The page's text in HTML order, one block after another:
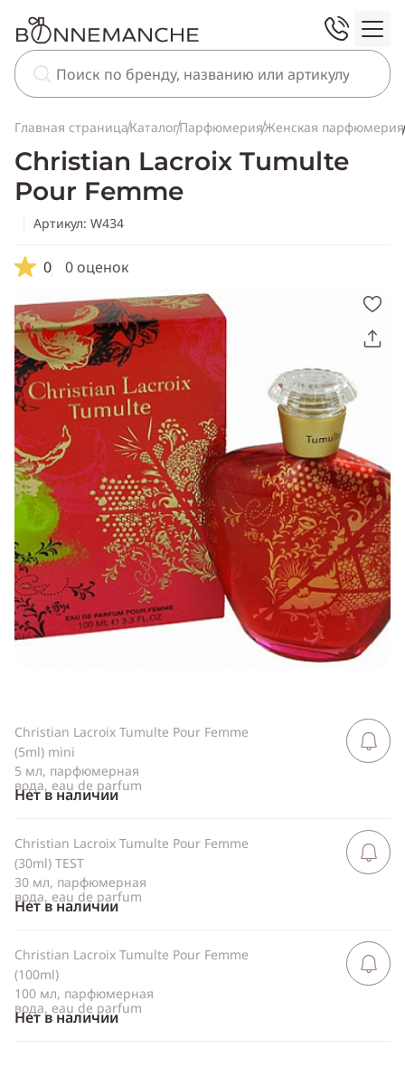
Главная страницаКаталогПарфюмерияЖенская парфюмерия
Christian Lacroix Tumulte
Pour Femme
Артикул: W434
0 0 оценок
Скопировать
ссылку
Telegram
WhatsApp
Viber
ВКонтакте
Одноклассники
Christian Lacroix Tumulte Pour Femme
(5ml) mini
5 мл, парфюмерная
вода, eau de parfum
Нет в наличии
Сообщить
Christian Lacroix Tumulte Pour Femme
(30ml) TEST
30 мл, парфюмерная
вода, eau de parfum
Нет в наличии
Сообщить
Christian Lacroix Tumulte Pour Femme
(100ml)
100 мл, парфюмерная
вода, eau de parfum
Нет в наличии
Сообщить